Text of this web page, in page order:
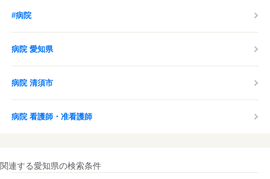
#病院
病院 愛知県
病院 清須市
病院 看護師・准看護師
関連する愛知県の検索条件